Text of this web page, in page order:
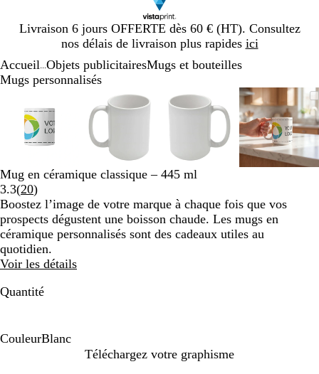
Livraison 6 jours OFFERTE dès 60 € (HT). Consultez
nos délais de livraison plus rapides ici
Diapositive
1
Accueil Objets publicitairesMugs et bouteilles
Mugs personnalisés
zoomable
au
minimum
pour
développer
les
touches
plus
moins
zoomer
et
les
touches
fléchées
pour
faire
Image
zoomable
Zoom
au
Cliquez
pour
Utilisez
les
moins
pour
et
les
Image
zoomable
Zoom
au
minimum
Cliquez
pour
développer
Utilisez
les
touches
plus
et
zoomer
et
Image
Zoom
au
Cliquez
pour
Utilisez
les
touches
plus
et
moins
Mug en céramique classique – 445 ml
3.3(20Lire
les
20
avis
)
Boostez l’image de votre marque à chaque fois que vos
prospects dégustent une boisson chaude. Les mugs en
céramique personnalisés sont des cadeaux utiles au
quotidien.
Voir les détails
Quantité
CouleurBlanc
Téléchargez votre graphisme